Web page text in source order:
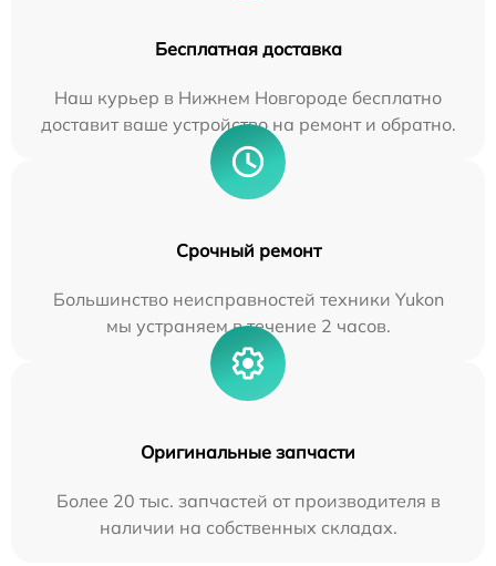
Бесплатная доставка
Наш курьер в Нижнем Новгороде бесплатно
доставит ваше устройство на ремонт и обратно.
Срочный ремонт
Большинство неисправностей техники Yukon
мы устраняем в течение 2 часов.
Оригинальные запчасти
Более 20 тыс. запчастей от производителя в
наличии на собственных складах.